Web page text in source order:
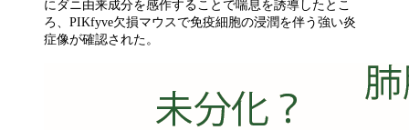
にダニ由来成分を感作することで喘息を誘導したとこ
ろ、PIKfyve欠損マウスで免疫細胞の浸潤を伴う強い炎
症像が確認された。